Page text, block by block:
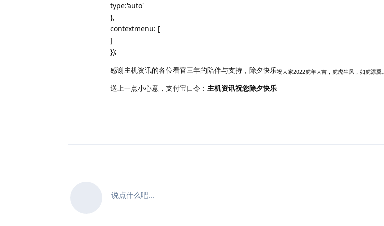
type:'auto'
},
contextmenu: [
]
});
感谢主机资讯的各位看官三年的陪伴与支持，除夕快乐祝大家2022虎年大吉，虎虎生风，如虎添翼。
送上一点小心意，支付宝口令： 主机资讯祝您除夕快乐
说点什么吧...